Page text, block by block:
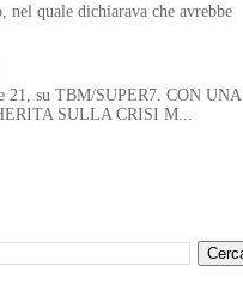
quale dichiarava che avrebbe
21, su TBM/SUPER7. CON UNA
SULLA CRISI M...